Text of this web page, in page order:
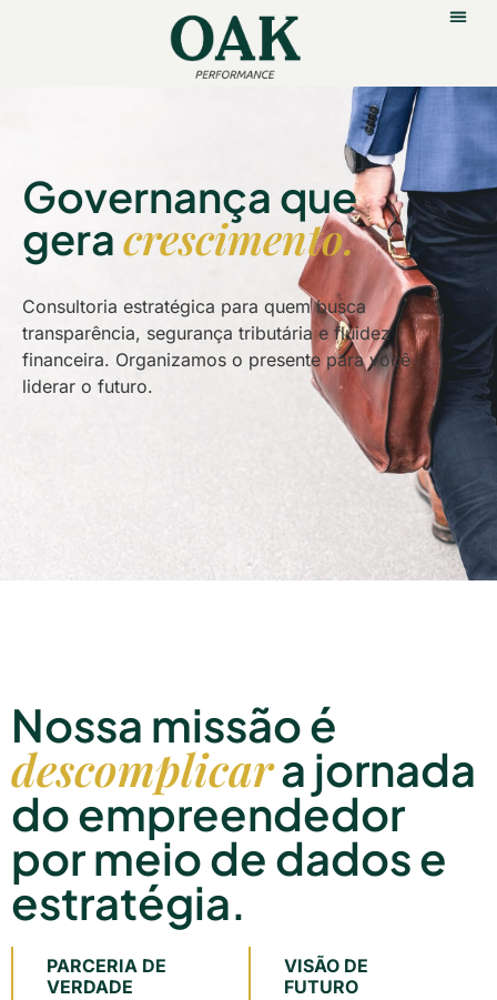
Governança que
geracrescimento.
Consultoria estratégica para quem busca
transparência, segurança tributária e fluidez
financeira. Organizamos o presente para você
liderar o futuro.
Nossa missão é
descomplicara jornada
do empreendedor
por meio de dados e
estratégia.
PARCERIA DE
VERDADE
VISÃO DE
FUTURO